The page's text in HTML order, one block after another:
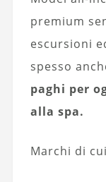
premium
escursioni
spesso
paghi per
alla spa.
Marchi di